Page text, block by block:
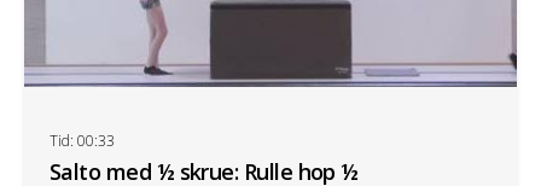
Salto med ½ skrue: Rulle hop ½
Tid: 00:33